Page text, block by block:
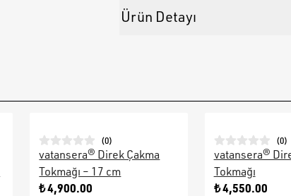
Ürün Detayı
(0)
vatansera® Direk Çakma
Tokmağı – 17 cm
₺ 4,900.00
(0)
vatansera®
Tokmağı
₺ 4,550.00